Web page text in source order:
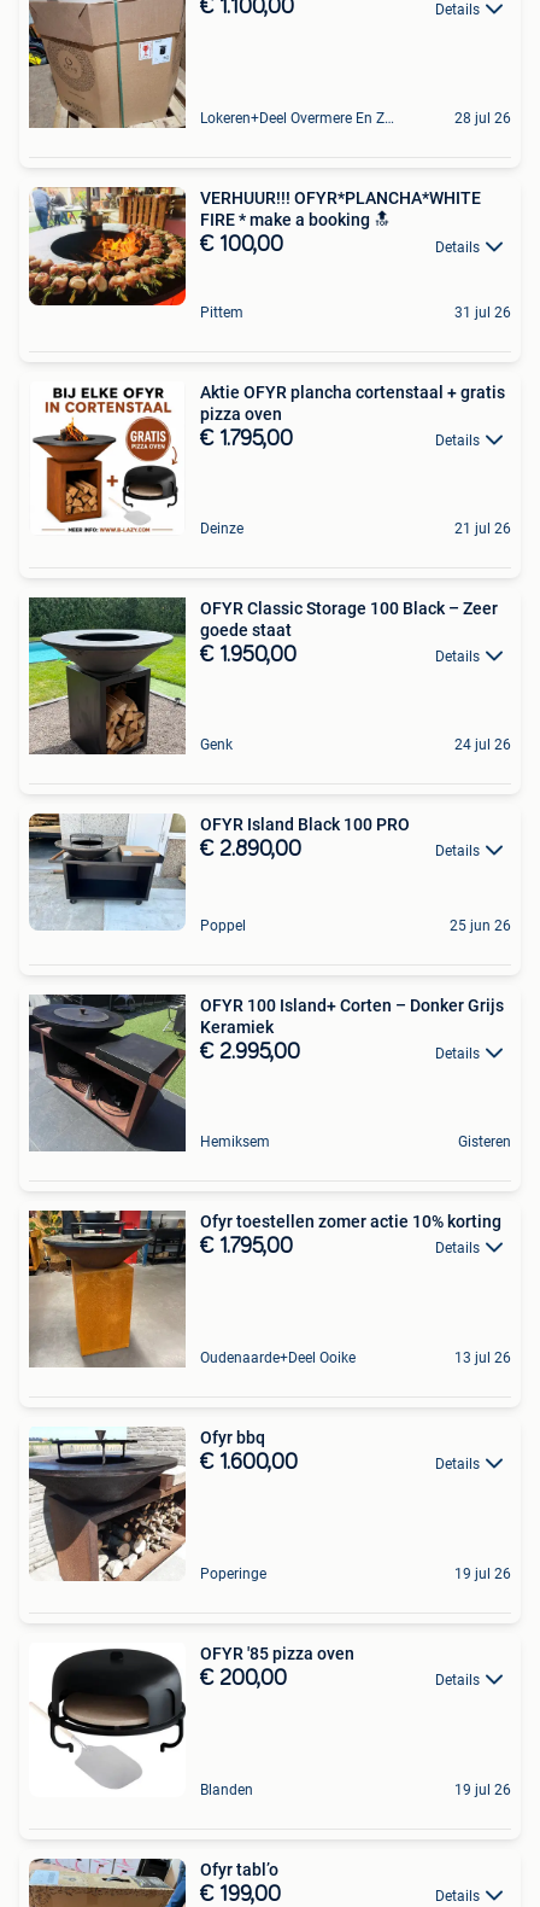
€ 1.100,00 Details
Lokeren+Deel Overmere En Zele 28 jul 26
VERHUUR!!! OFYR*PLANCHA*WHITE
FIRE * make a booking 🔝
€ 100,00 Details
Pittem 31 jul 26
Aktie OFYR plancha cortenstaal + gratis
pizza oven
€ 1.795,00 Details
Deinze 21 jul 26
OFYR Classic Storage 100 Black – Zeer
goede staat
€ 1.950,00 Details
Genk 24 jul 26
OFYR Island Black 100 PRO
€ 2.890,00 Details
Poppel 25 jun 26
OFYR 100 Island+ Corten – Donker Grijs
Keramiek
€ 2.995,00 Details
Hemiksem Gisteren
Ofyr toestellen zomer actie 10% korting
€ 1.795,00 Details
Oudenaarde+Deel Ooike 13 jul 26
Ofyr bbq
€ 1.600,00 Details
Poperinge 19 jul 26
OFYR '85 pizza oven
€ 200,00 Details
Blanden 19 jul 26
Ofyr tabl’o
€ 199,00 Details